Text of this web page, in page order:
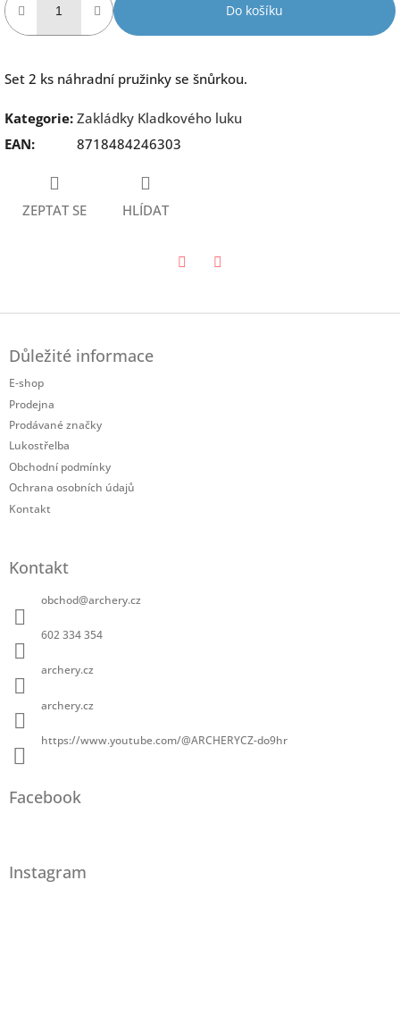
Do košíku
Set 2 ks náhradní pružinky se šnůrkou.
Kategorie: Zakládky Kladkového luku
EAN: 8718484246303
ZEPTAT SE HLÍDAT
Důležité informace
E-shop
Prodejna
Prodávané značky
Lukostřelba
Obchodní podmínky
Ochrana osobních údajů
Kontakt
Kontakt
obchod@archery.cz
602 334 354
archery.cz
archery.cz
https://www.youtube.com/@ARCHERYCZ-do9hr
Facebook
Instagram